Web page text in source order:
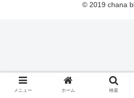
© 2019 chana
メニュー ホーム 検索